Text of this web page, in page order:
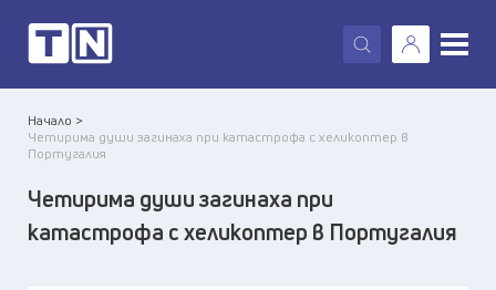
X
Начало >
Четирима души загинаха при катастрофа с хеликоптер в
Португалия
Четирима души загинаха при
катастрофа с хеликоптер в Португалия